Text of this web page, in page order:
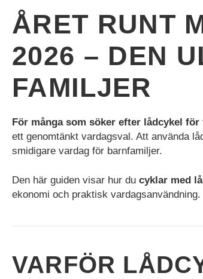
ÅRET RUNT
2026 – DEN
FAMILJER
För många som söker efter lådcykel
ett genomtänkt vardagsval. Att använda
smidigare vardag för barnfamiljer.
Den här guiden visar hur du cyklar med
ekonomi och praktisk vardagsanvändning.
VARFÖR
Nödvändiga
cookies är